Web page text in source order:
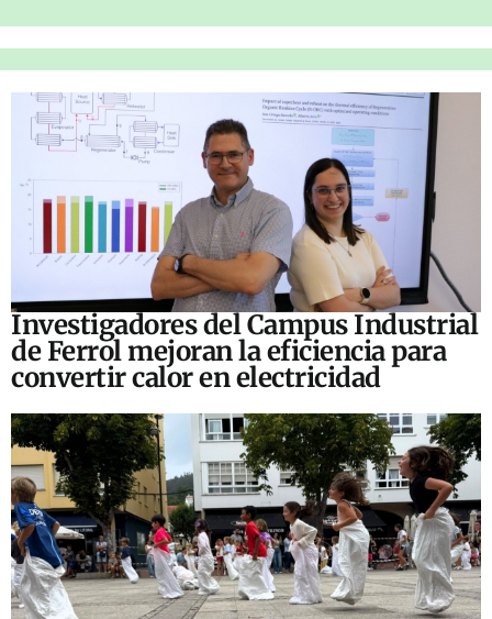
Investigadores del Campus Industrial
de Ferrol mejoran la eficiencia para
convertir calor en electricidad